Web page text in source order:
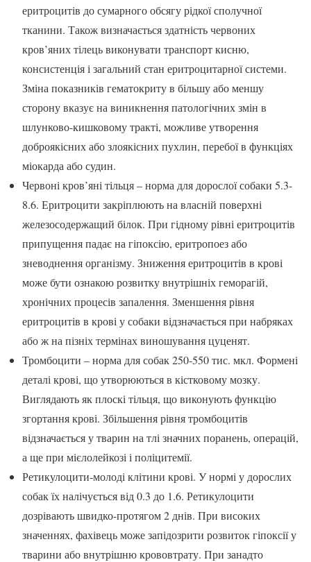
еритроцитів до сумарного обсягу рідкої сполучної
тканини. Також визначається здатність червоних
кров’яних тілець виконувати транспорт кисню,
консистенція і загальний стан еритроцитарної системи.
Зміна показників гематокриту в більшу або меншу
сторону вказує на виникнення патологічних змін в
шлунково-кишковому тракті, можливе утворення
доброякісних або злоякісних пухлин, перебої в функціях
міокарда або судин.
Червоні кров’яні тільця – норма для дорослої собаки 5.3-
8.6. Еритроцити закріплюють на власній поверхні
железосодержащий білок. При гідному рівні еритроцитів
припущення падає на гіпоксію, еритропоез або
зневоднення організму. Зниження еритроцитів в крові
може бути ознакою розвитку внутрішніх геморагій,
хронічних процесів запалення. Зменшення рівня
еритроцитів в крові у собаки відзначається при набряках
або ж на пізніх термінах виношування цуценят.
Тромбоцити – норма для собак 250-550 тис. мкл. Формені
деталі крові, що утворюються в кістковому мозку.
Виглядають як плоскі тільця, що виконують функцію
згортання крові. Збільшення рівня тромбоцитів
відзначається у тварин на тлі значних поранень, операцій,
а ще при мієлолейкозі і поліцитемії.
Ретикулоцити-молоді клітини крові. У нормі у дорослих
собак їх налічується від 0.3 до 1.6. Ретикулоцити
дозрівають швидко-протягом 2 днів. При високих
значеннях, фахівець може запідозрити розвиток гіпоксії у
тварини або внутрішню крововтрату. При занадто